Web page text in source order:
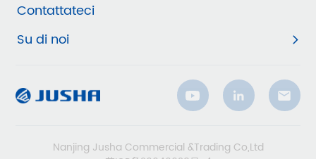
Contattateci
Su di noi
Nanjing Jusha Commercial &Trading Co,Ltd